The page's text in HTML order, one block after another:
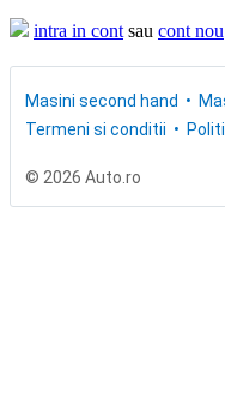
intra in cont sau cont nou
Masini second hand
Termeni si conditii
© 2026 Auto.ro